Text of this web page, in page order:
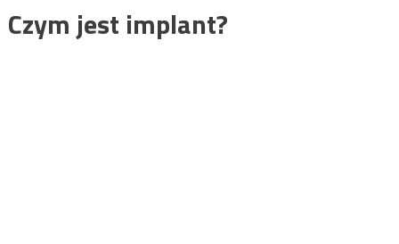
Czym jest implant?